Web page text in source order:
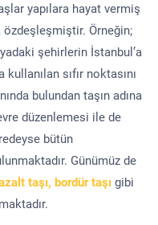
yapılara hayat vermiş
özdeşleşmiştir. Örneğin;
şehirlerin İstanbul’a
sıfır noktasını
bulundan taşın adına
düzenlemesi ile de
bütün
Günümüz de
taşı, bordür taşı gibi